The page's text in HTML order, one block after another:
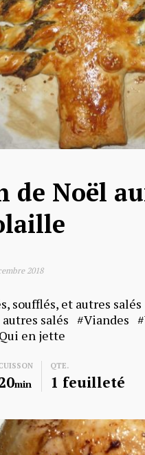
de Noël
2018
soufflés, et autres salés
salés
Viandes
Qui en jette
min
QTE.
1 feuilleté